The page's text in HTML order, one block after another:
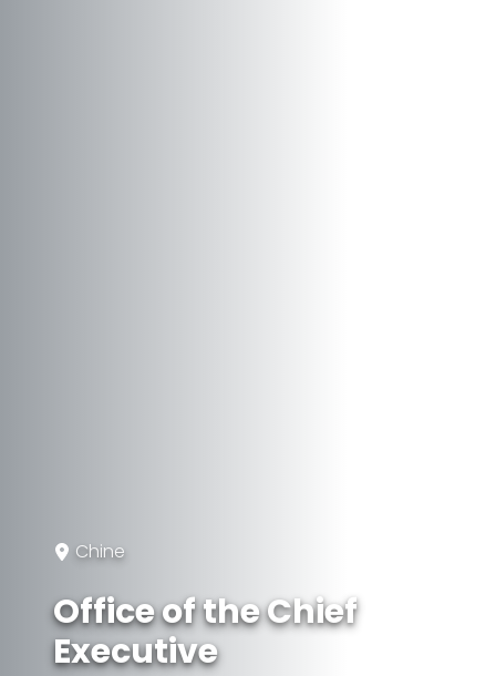
Chine
Office of the Chief
Executive